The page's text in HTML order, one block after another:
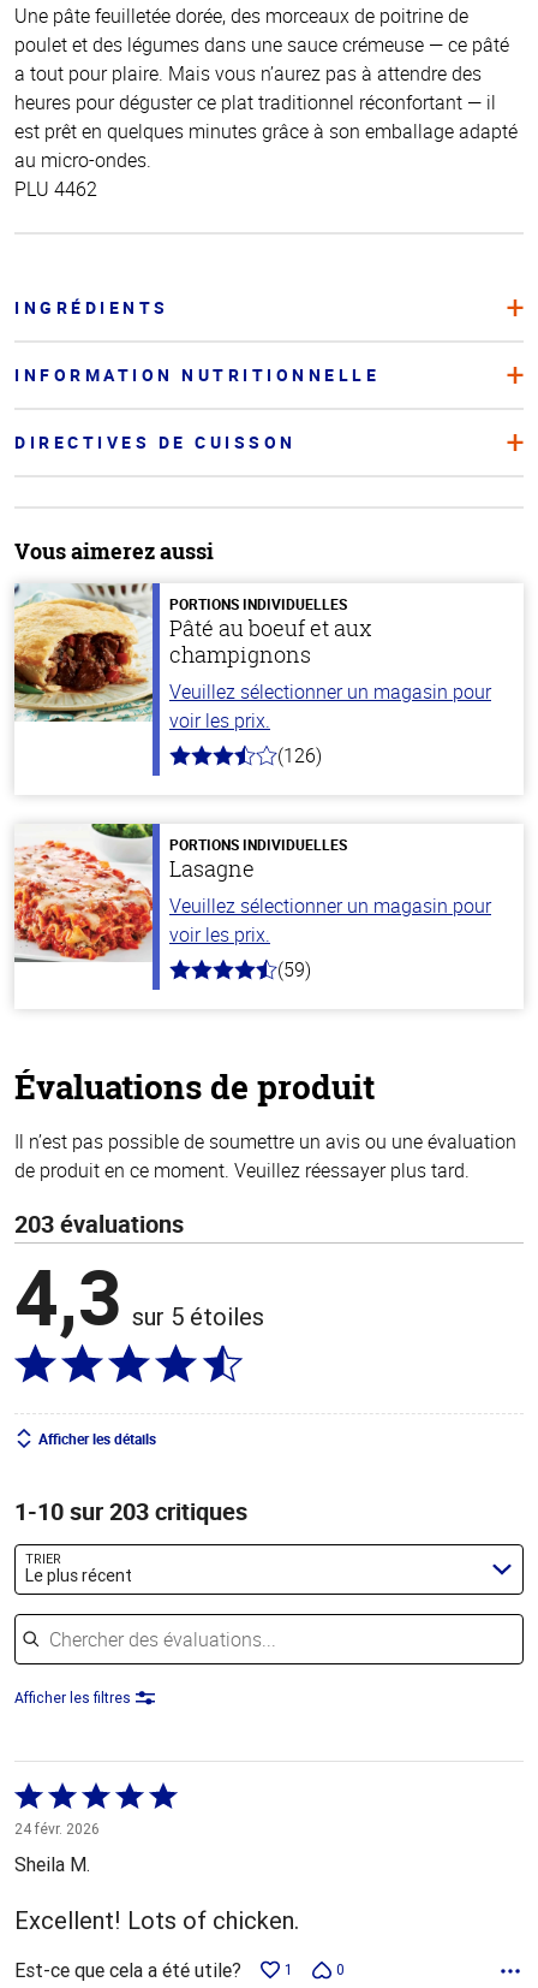
Une pâte feuilletée dorée, des morceaux de poitrine de
poulet et des légumes dans une sauce crémeuse — ce pâté
a tout pour plaire. Mais vous n’aurez pas à attendre des
heures pour déguster ce plat traditionnel réconfortant — il
est prêt en quelques minutes grâce à son emballage adapté
au micro-ondes.
PLU 4462
INGRÉDIENTS
INFORMATION NUTRITIONNELLE
DIRECTIVES DE CUISSON
Vous aimerez aussi
PORTIONS INDIVIDUELLES
Pâté au boeuf et aux
champignons
Veuillez sélectionner un magasin pour
voir les prix.
3.1
stars
(126)
PORTIONS INDIVIDUELLES
Lasagne
Veuillez sélectionner un magasin pour
voir les prix.
4.3
(59)
Évaluations de produit
Il n’est pas possible de soumettre un avis ou une évaluation
de produit en ce moment. Veuillez réessayer plus tard.
203 évaluations
4,3 sur 5 étoiles
Afficher les détails
1-10 sur 203 critiques
TRIER
Le plus récent
Chercher des évaluations
Afficher les filtres
Coté
5 sur
5
24 févr. 2026
Sheila M.
Excellent! Lots of chicken.
Est-ce que cela a été utile? 1 0